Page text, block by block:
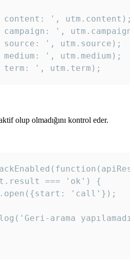
content: ', utm.content);
',
source: ', utm.source);
', utm.medium);
term: ', utm.term);
olup olmadığını kontrol eder.
=== 'ok') {
'call'});
arama